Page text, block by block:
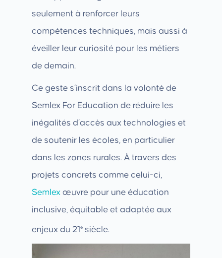
seulement à renforcer leurs
compétences techniques, mais aussi à
éveiller leur curiosité pour les métiers
de demain.
Ce geste s’inscrit dans la volonté de
Semlex For Education de réduire les
inégalités d’accès aux technologies et
de soutenir les écoles, en particulier
dans les zones rurales. À travers des
projets concrets comme celui-ci,
Semlex œuvre pour une éducation
inclusive, équitable et adaptée aux
enjeux du 21 e siècle.